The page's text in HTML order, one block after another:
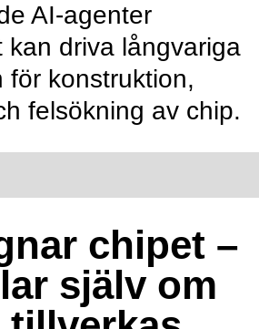
AI-agenter
kan driva långvariga
för konstruktion,
felsökning av chip.
chipet –
själv om